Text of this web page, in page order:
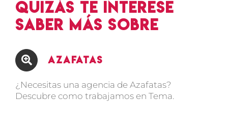
Quizás te interese
saber más sobre
Azafatas
¿Necesitas una agencia de Azafatas?
Descubre como trabajamos en Tema.